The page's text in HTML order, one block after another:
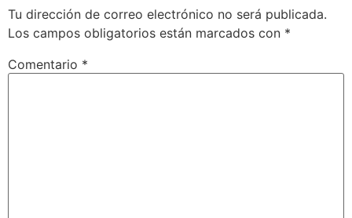
Tu dirección de correo electrónico no será publicada.
Los campos obligatorios están marcados con *
Comentario *